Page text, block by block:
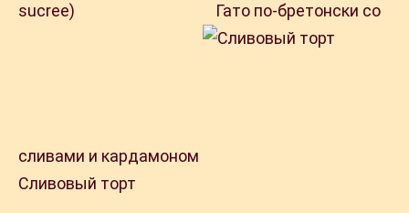
sucree) Гато по-бретонски со
сливами и кардамоном
Сливовый торт